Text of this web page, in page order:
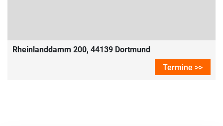
Rheinlanddamm 200, 44139 Dortmund
Termine >>